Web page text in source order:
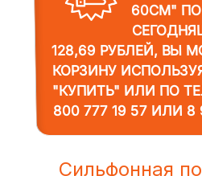
60СМ" ПО
128,69 РУБЛЕЙ, ВЫ
КОРЗИНУ
"КУПИТЬ" ИЛИ ПО
800 777 19 57ИЛИ 8
Сильфонная